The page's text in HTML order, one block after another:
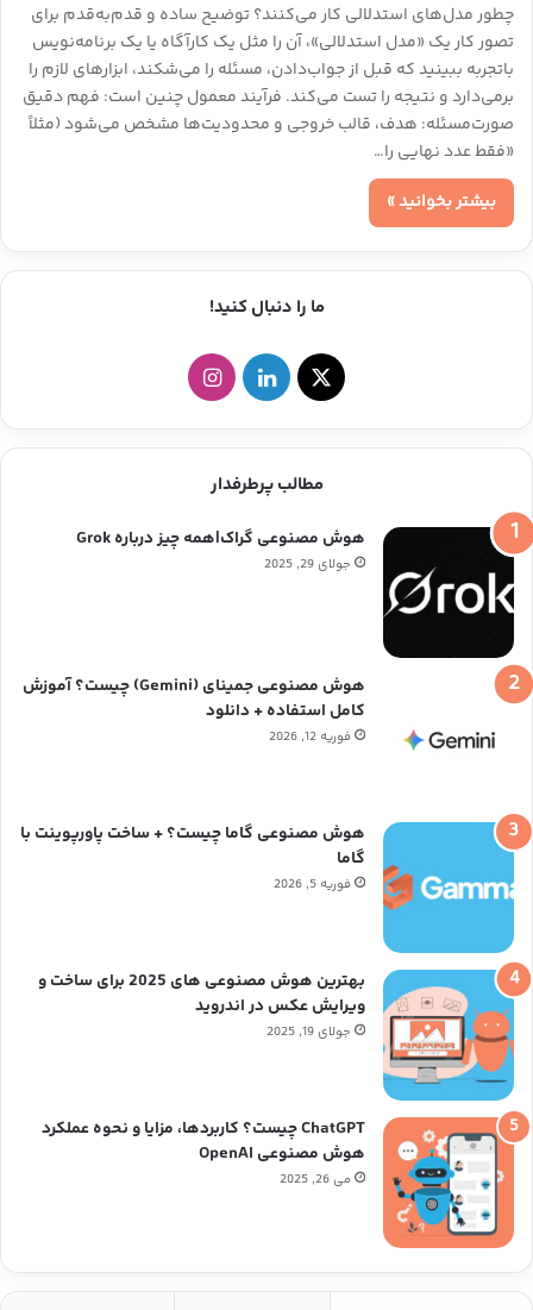
چطور مدل‌های استدلالی کار می‌کنند؟ توضیح ساده و قدم‌به‌قدم برای
تصور کار یک «مدل استدلالی»، آن را مثل یک کارآگاه یا یک برنامه‌نویس
باتجربه ببینید که قبل از جواب‌دادن، مسئله را می‌شکند، ابزارهای لازم را
برمی‌دارد و نتیجه را تست می‌کند. فرآیند معمول چنین است: فهم دقیق
صورت‌مسئله: هدف، قالب خروجی و محدودیت‌ها مشخص می‌شود (مثلاً
«فقط عدد نهایی را…
بیشتر بخوانید »
ما را دنبال کنید!
ی
ک
ی
ن
ی
مطالب پرطرفدار
هوش مصنوعی گراک|همه چیز درباره Grok
جولای 29, 2025
هوش مصنوعی جمینای (Gemini) چیست؟ آموزش
کامل استفاده + دانلود
فوریه 12, 2026
هوش مصنوعی گاما چیست؟ + ساخت پاورپوینت با
گاما
فوریه 5, 2026
بهترین هوش مصنوعی های 2025 برای ساخت و
ویرایش عکس در اندروید
جولای 19, 2025
ChatGPT چیست؟ کاربردها، مزایا و نحوه عملکرد
هوش مصنوعی OpenAI
می 26, 2025